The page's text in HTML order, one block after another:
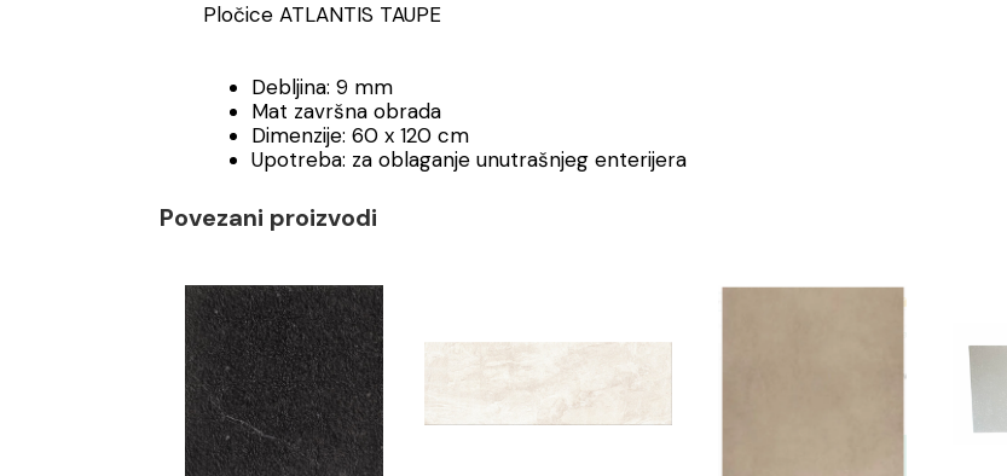
Pločice ATLANTIS TAUPE
Debljina: 9 mm
Mat završna obrada
Dimenzije: 60 x 120 cm
Upotreba: za oblaganje unutrašnjeg enterijera
Povezani proizvodi